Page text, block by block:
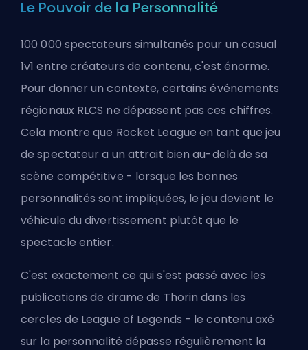
Le Pouvoir de la Personnalité
100 000 spectateurs simultanés pour un casual
1v1 entre créateurs de contenu, c'est énorme.
Pour donner un contexte, certains événements
régionaux RLCS ne dépassent pas ces chiffres.
Cela montre que Rocket League en tant que jeu
de spectateur a un attrait bien au-delà de sa
scène compétitive - lorsque les bonnes
personnalités sont impliquées, le jeu devient le
véhicule du divertissement plutôt que le
spectacle entier.
C'est exactement ce qui s'est passé avec les
publications de drame de Thorin dans les
cercles de League of Legends - le contenu axé
sur la personnalité dépasse régulièrement la